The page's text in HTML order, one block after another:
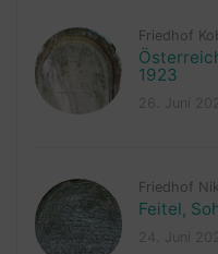
Friedhof
1923
Friedhof
Feitel,